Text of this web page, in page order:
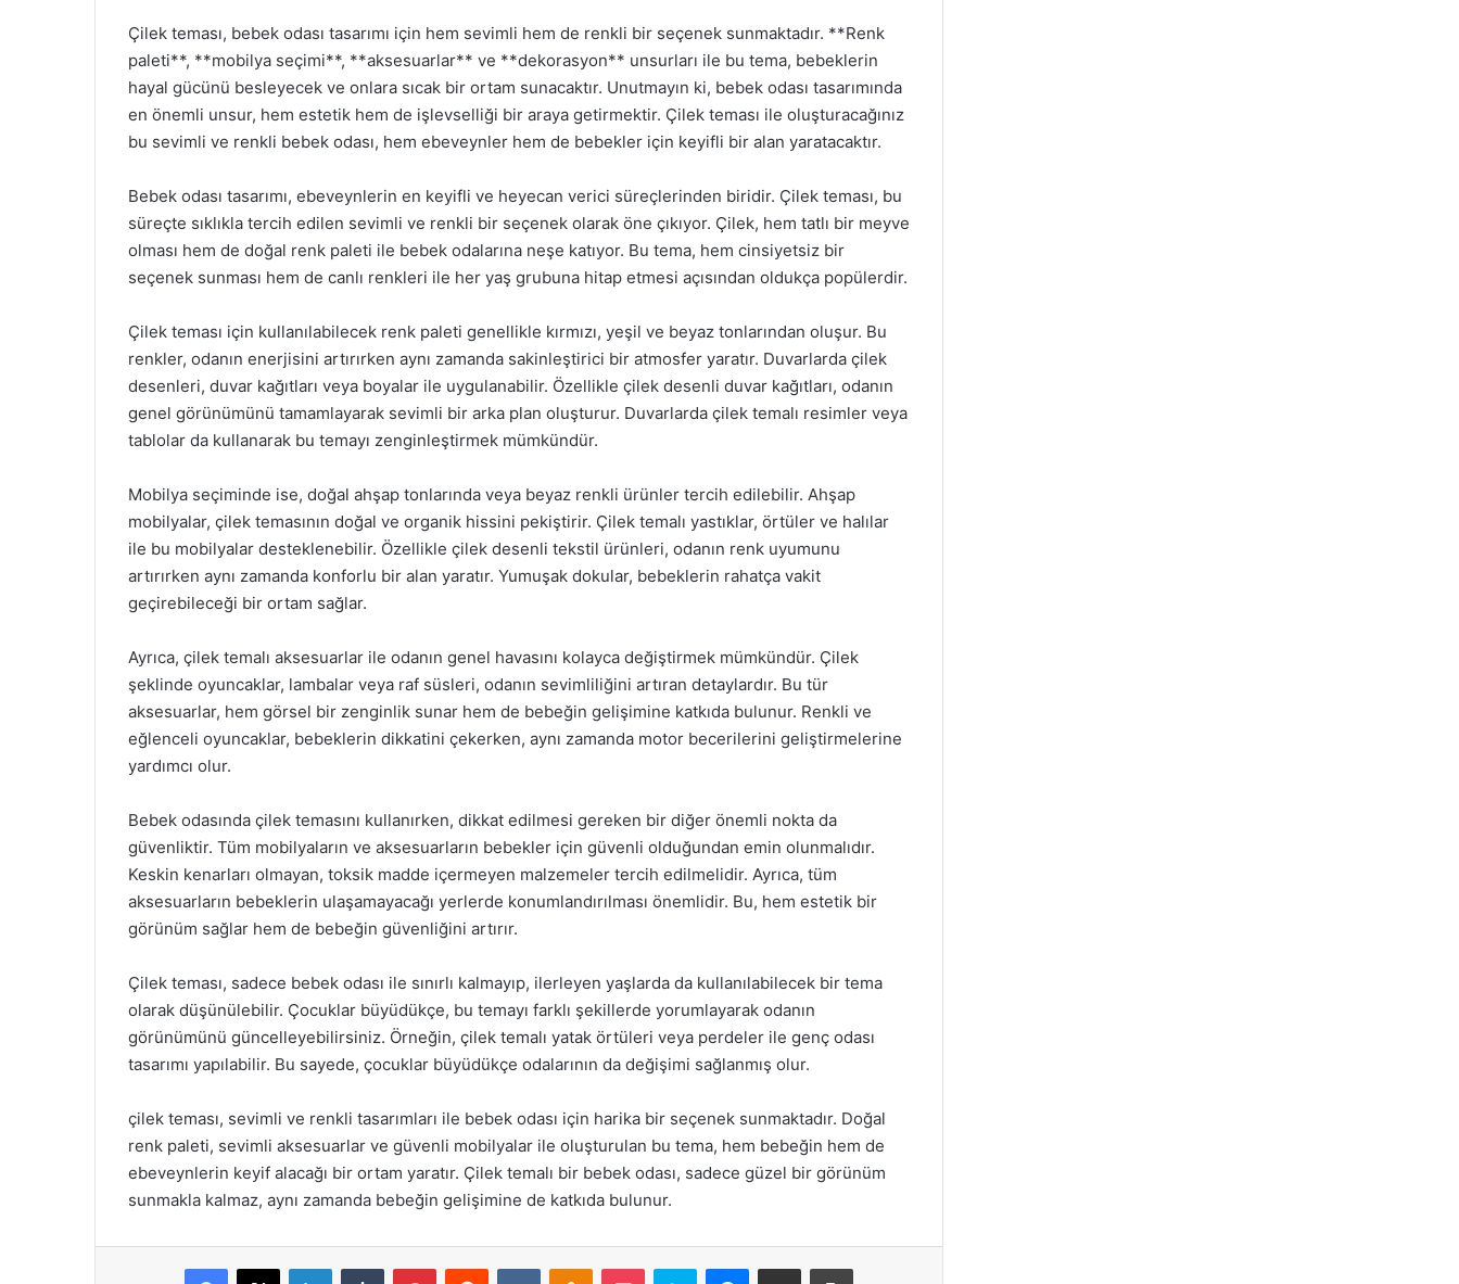
Çilek teması, bebek odası tasarımı için hem sevimli hem de renkli bir seçenek sunmaktadır. **Renk
paleti**, **mobilya seçimi**, **aksesuarlar** ve **dekorasyon** unsurları ile bu tema, bebeklerin
hayal gücünü besleyecek ve onlara sıcak bir ortam sunacaktır. Unutmayın ki, bebek odası tasarımında
en önemli unsur, hem estetik hem de işlevselliği bir araya getirmektir. Çilek teması ile oluşturacağınız
bu sevimli ve renkli bebek odası, hem ebeveynler hem de bebekler için keyifli bir alan yaratacaktır.
Bebek odası tasarımı, ebeveynlerin en keyifli ve heyecan verici süreçlerinden biridir. Çilek teması, bu
süreçte sıklıkla tercih edilen sevimli ve renkli bir seçenek olarak öne çıkıyor. Çilek, hem tatlı bir meyve
olması hem de doğal renk paleti ile bebek odalarına neşe katıyor. Bu tema, hem cinsiyetsiz bir
seçenek sunması hem de canlı renkleri ile her yaş grubuna hitap etmesi açısından oldukça popülerdir.
Çilek teması için kullanılabilecek renk paleti genellikle kırmızı, yeşil ve beyaz tonlarından oluşur. Bu
renkler, odanın enerjisini artırırken aynı zamanda sakinleştirici bir atmosfer yaratır. Duvarlarda çilek
desenleri, duvar kağıtları veya boyalar ile uygulanabilir. Özellikle çilek desenli duvar kağıtları, odanın
genel görünümünü tamamlayarak sevimli bir arka plan oluşturur. Duvarlarda çilek temalı resimler veya
tablolar da kullanarak bu temayı zenginleştirmek mümkündür.
Mobilya seçiminde ise, doğal ahşap tonlarında veya beyaz renkli ürünler tercih edilebilir. Ahşap
mobilyalar, çilek temasının doğal ve organik hissini pekiştirir. Çilek temalı yastıklar, örtüler ve halılar
ile bu mobilyalar desteklenebilir. Özellikle çilek desenli tekstil ürünleri, odanın renk uyumunu
artırırken aynı zamanda konforlu bir alan yaratır. Yumuşak dokular, bebeklerin rahatça vakit
geçirebileceği bir ortam sağlar.
Ayrıca, çilek temalı aksesuarlar ile odanın genel havasını kolayca değiştirmek mümkündür. Çilek
şeklinde oyuncaklar, lambalar veya raf süsleri, odanın sevimliliğini artıran detaylardır. Bu tür
aksesuarlar, hem görsel bir zenginlik sunar hem de bebeğin gelişimine katkıda bulunur. Renkli ve
eğlenceli oyuncaklar, bebeklerin dikkatini çekerken, aynı zamanda motor becerilerini geliştirmelerine
yardımcı olur.
Bebek odasında çilek temasını kullanırken, dikkat edilmesi gereken bir diğer önemli nokta da
güvenliktir. Tüm mobilyaların ve aksesuarların bebekler için güvenli olduğundan emin olunmalıdır.
Keskin kenarları olmayan, toksik madde içermeyen malzemeler tercih edilmelidir. Ayrıca, tüm
aksesuarların bebeklerin ulaşamayacağı yerlerde konumlandırılması önemlidir. Bu, hem estetik bir
görünüm sağlar hem de bebeğin güvenliğini artırır.
Çilek teması, sadece bebek odası ile sınırlı kalmayıp, ilerleyen yaşlarda da kullanılabilecek bir tema
olarak düşünülebilir. Çocuklar büyüdükçe, bu temayı farklı şekillerde yorumlayarak odanın
görünümünü güncelleyebilirsiniz. Örneğin, çilek temalı yatak örtüleri veya perdeler ile genç odası
tasarımı yapılabilir. Bu sayede, çocuklar büyüdükçe odalarının da değişimi sağlanmış olur.
çilek teması, sevimli ve renkli tasarımları ile bebek odası için harika bir seçenek sunmaktadır. Doğal
renk paleti, sevimli aksesuarlar ve güvenli mobilyalar ile oluşturulan bu tema, hem bebeğin hem de
ebeveynlerin keyif alacağı bir ortam yaratır. Çilek temalı bir bebek odası, sadece güzel bir görünüm
sunmakla kalmaz, aynı zamanda bebeğin gelişimine de katkıda bulunur.
Facebook
X LinkedInTumblr PinterestReddit VKontakteOdnoklassniki
Pocket Skype Messenger
E-Posta ile paylaş Yazdır